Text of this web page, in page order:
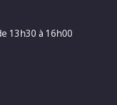
13h30 à 16h00